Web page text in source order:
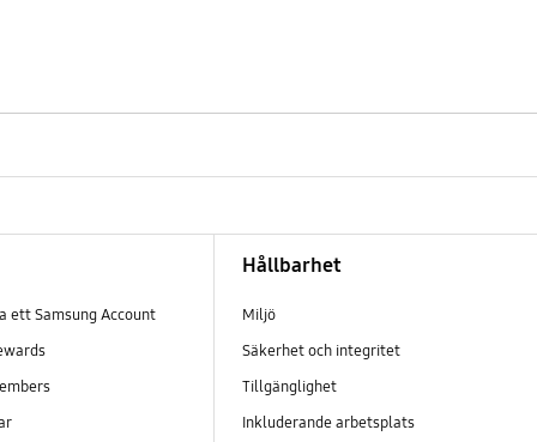
ett Samsung Account
Hållbarhet
Miljö
Säkerhet och integritet
Tillgänglighet
Inkluderande arbetsplats